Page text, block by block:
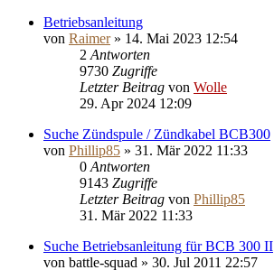
Betriebsanleitung
von Raimer» 14. Mai 2023 12:54
2 Antworten
9730 Zugriffe
Letzter Beitrag von Wolle
29. Apr 2024 12:09
Suche Zündspule / Zündkabel BCB300
von Phillip85 » 31. Mär 2022 11:33
0 Antworten
9143 Zugriffe
Letzter Beitrag von Phillip85
31. Mär 2022 11:33
Suche Betriebsanleitung für BCB 300 II
von battle-squad » 30. Jul 2011 22:57